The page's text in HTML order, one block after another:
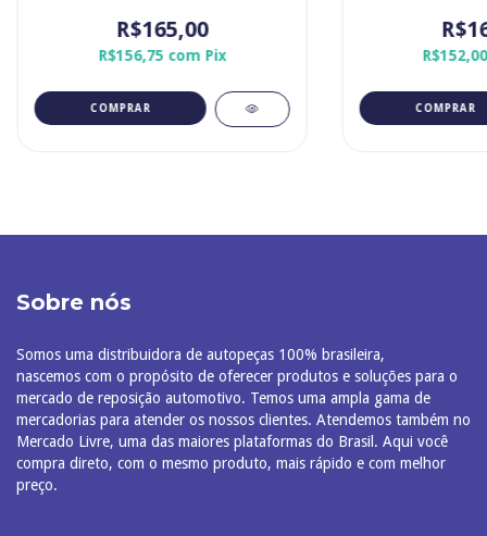
R$165,00
R$156,75 com Pix
Sobre nós
Somos uma distribuidora de autopeças 100% brasileira,
nascemos com o propósito de oferecer produtos e soluções para o
mercado de reposição automotivo. Temos uma ampla gama de
mercadorias para atender os nossos clientes. Atendemos também no
Mercado Livre, uma das maiores plataformas do Brasil. Aqui você
compra direto, com o mesmo produto, mais rápido e com melhor
preço.